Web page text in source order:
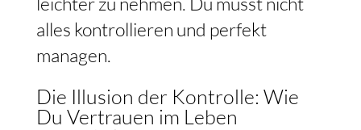
alles kontrollieren und perfekt
managen.
Die Illusion der Kontrolle: Wie
Du Vertrauen im Leben